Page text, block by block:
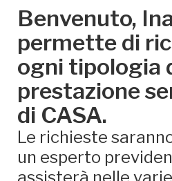
Benvenuto,
permette di
ogni tipologia
prestazione
di CASA.
Le richieste
un esperto